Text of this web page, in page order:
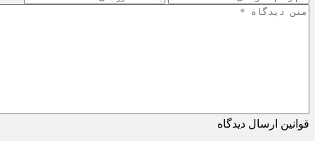
قوانین ارسال دیدگاه